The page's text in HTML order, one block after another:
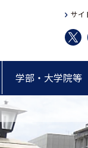
サイ
学部・大学院等